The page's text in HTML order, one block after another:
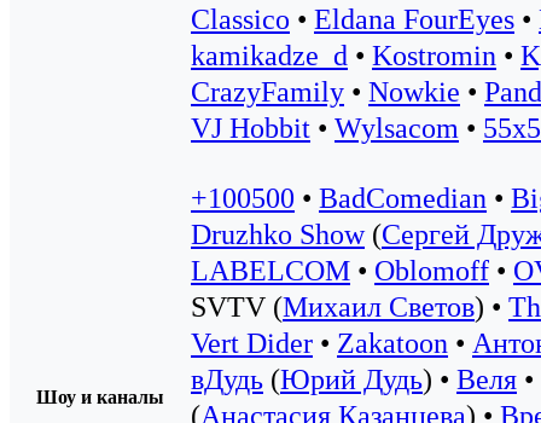
Classico • Eldana FourEyes •
kamikadze_d • Kostromin •
CrazyFamily • Nowkie •
VJ Hobbit • Wylsacom •
Шоу и каналы
+100500 • BadComedian •
Druzhko Show(Сергей
LABELCOM • Oblomoff •
SVTV (Михаил Светов) •
Vert Dider • Zakatoon •
вДудь (Юрий Дудь) • Веля •
(Анастасия Казанцева) •